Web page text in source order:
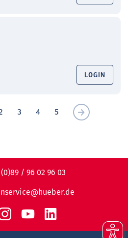
LOGIN
3 4 5
(0)89 / 96 02 96 03